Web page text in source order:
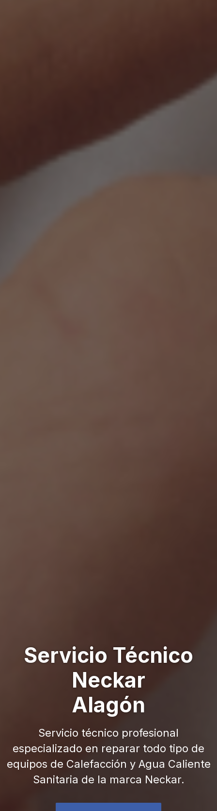
Servicio Técnico
Neckar
Alagón
Servicio técnico profesional
especializado en reparar todo tipo de
equipos de Calefacción y Agua Caliente
Sanitaria de la marca Neckar.